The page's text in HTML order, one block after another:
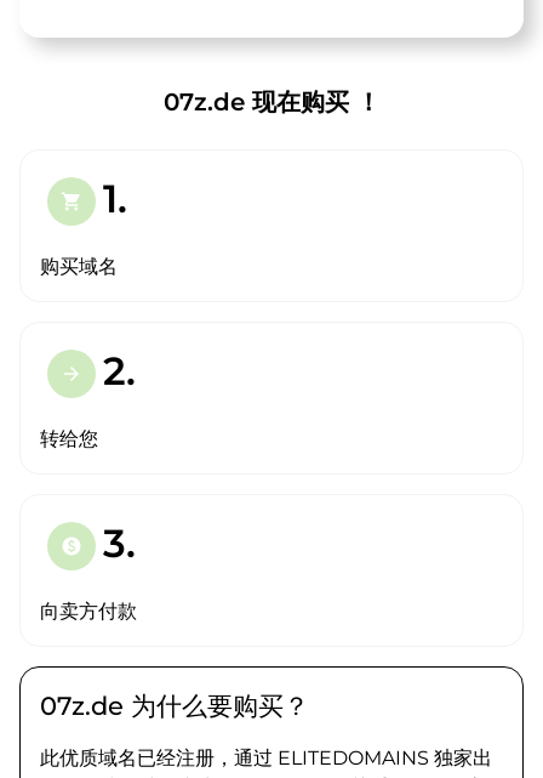
07z.de 现在购买 ！
shopping_cart 1.
购买域名
arrow_forward 2.
转给您
paid 3.
向卖方付款
07z.de 为什么要购买？
此优质域名已经注册，通过 ELITEDOMAINS 独家出